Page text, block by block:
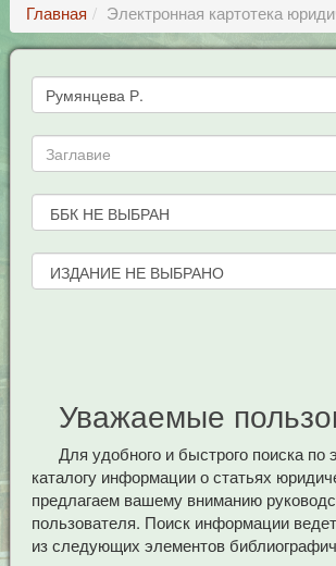
Главная Электронная картотека
Уважаемые
Для удобного и быстрого поиска по
каталогу информации о статьях
предлагаем вашему вниманию
пользователя. Поиск информации
из следующих элементов